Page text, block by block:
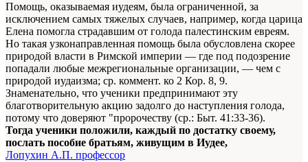
Помощь, оказываемая иудеям, была ограниченной, за
исключением самых тяжелых случаев, например, когда царица
Елена помогла страдавшим от голода палестинским евреям.
Но такая узконаправленная помощь была обусловлена скорее
природой власти в Римской империи — где под подозрение
попадали любые межрегиональные организации, — чем с
природой иудаизма; ср. коммент. ко 2 Кор. 8, 9.
Знаменательно, что ученики предпринимают эту
благотворительную акцию задолго до наступления голода,
потому что доверяют "пророчеству (ср.: Быт. 41:33-36).
Тогда ученики положили, каждый по достатку своему,
послать пособие братьям, живущим в Иудее,
Лопухин А.П. профессор